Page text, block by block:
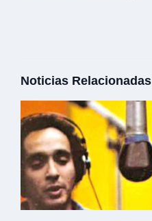
Noticias Relacionadas